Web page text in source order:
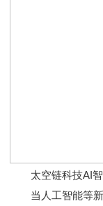
太空链科技AI智
当人工智能等新